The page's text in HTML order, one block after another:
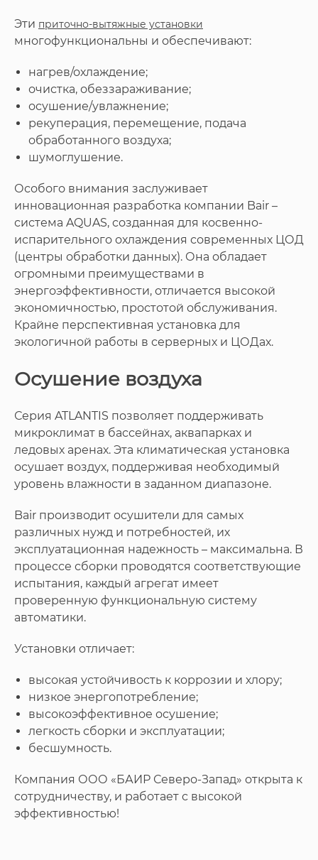
Эти приточно-вытяжные установки
многофункциональны и обеспечивают:
нагрев/охлаждение;
очистка, обеззараживание;
осушение/увлажнение;
рекуперация, перемещение, подача
обработанного воздуха;
шумоглушение.
Особого внимания заслуживает
инновационная разработка компании Bair –
система AQUAS, созданная для косвенно-
испарительного охлаждения современных ЦОД
(центры обработки данных). Она обладает
огромными преимуществами в
энергоэффективности, отличается высокой
экономичностью, простотой обслуживания.
Крайне перспективная установка для
экологичной работы в серверных и ЦОДах.
Осушение воздуха
Серия ATLANTIS позволяет поддерживать
микроклимат в бассейнах, аквапарках и
ледовых аренах. Эта климатическая установка
осушает воздух, поддерживая необходимый
уровень влажности в заданном диапазоне.
Bair производит осушители для самых
различных нужд и потребностей, их
эксплуатационная надежность – максимальна. В
процессе сборки проводятся соответствующие
испытания, каждый агрегат имеет
проверенную функциональную систему
автоматики.
Установки отличает:
высокая устойчивость к коррозии и хлору;
низкое энергопотребление;
высокоэффективное осушение;
легкость сборки и эксплуатации;
бесшумность.
Компания ООО «БАИР Северо-Запад» открыта к
сотрудничеству, и работает с высокой
эффективностью!